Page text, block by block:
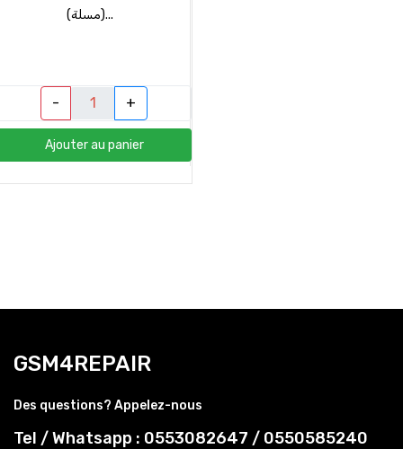
(مسلة)...
- +
Ajouter au panier
GSM4REPAIR
Des questions? Appelez-nous
Tel / Whatsapp : 0553082647 / 0550585240